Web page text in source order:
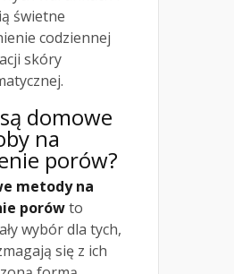
świetne
codziennej
skóry
domowe
na
porów?
metody na
porówto
wybór dla tych,
się z ich